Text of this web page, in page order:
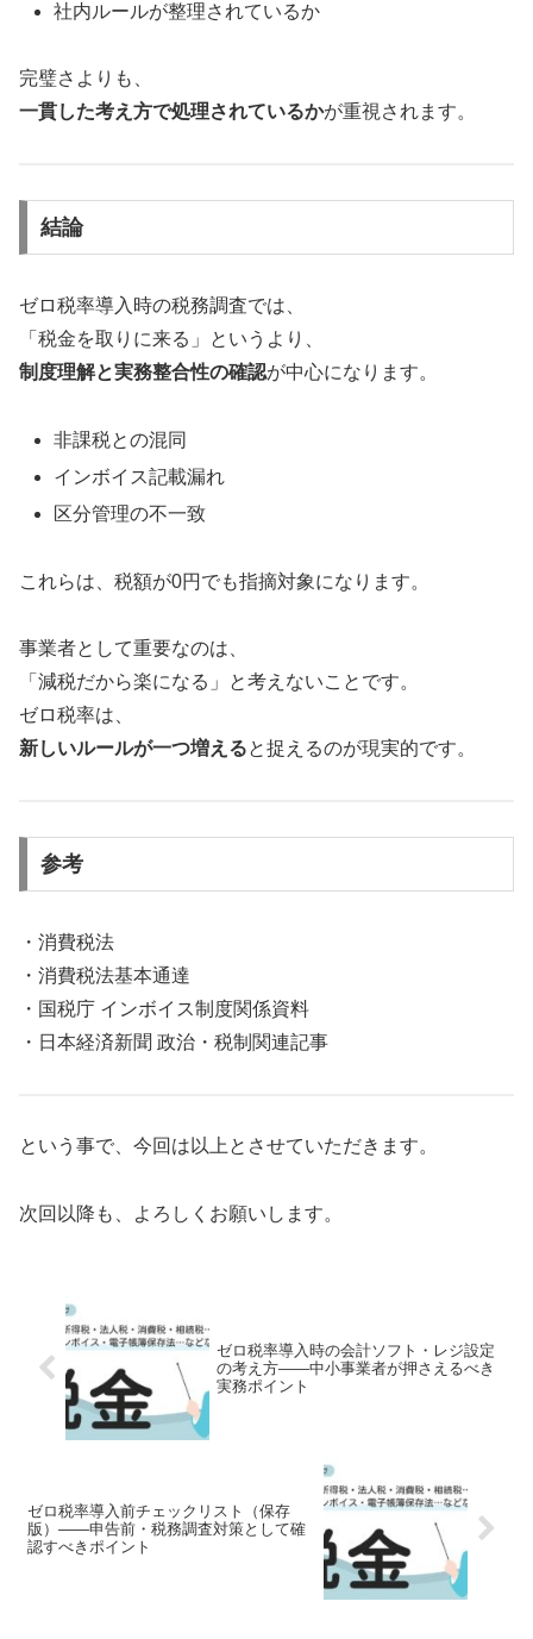
社内ルールが整理されているか
完璧さよりも、
一貫した考え方で処理されているかが重視されます。
結論
ゼロ税率導入時の税務調査では、
「税金を取りに来る」というより、
制度理解と実務整合性の確認が中心になります。
非課税との混同
インボイス記載漏れ
区分管理の不一致
これらは、税額が0円でも指摘対象になります。
事業者として重要なのは、
「減税だから楽になる」と考えないことです。
ゼロ税率は、
新しいルールが一つ増えると捉えるのが現実的です。
参考
・消費税法
・消費税法基本通達
・国税庁 インボイス制度関係資料
・日本経済新聞 政治・税制関連記事
という事で、今回は以上とさせていただきます。
次回以降も、よろしくお願いします。
ゼロ税率導入時の会計ソフト・レジ設定
の考え方――中小事業者が押さえるべき
実務ポイント
ゼロ税率導入前チェックリスト（保存
版）――申告前・税務調査対策として確
認すべきポイント